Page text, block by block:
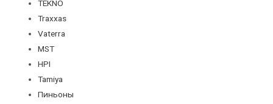
TEKNO
Traxxas
Vaterra
MST
HPI
Tamiya
Пиньоны